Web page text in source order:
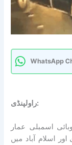
WhatsApp
راولپنڈی:
اسمبلی عمار
اسلام آباد میں